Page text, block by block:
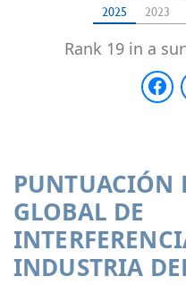
2025 2023
Rank 19 in a
PUNTUACIÓN
GLOBAL DE
INDUSTRIA